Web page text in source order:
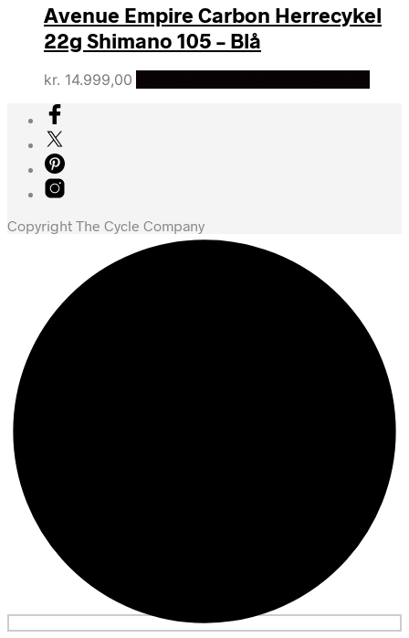
Avenue Empire Carbon Herrecykel
22g Shimano 105 – Blå
kr. 14.999,00
Copyright The Cycle Company